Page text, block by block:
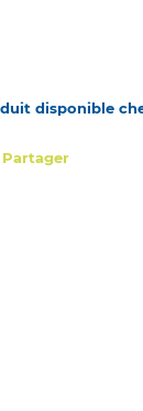
disponible
Partager